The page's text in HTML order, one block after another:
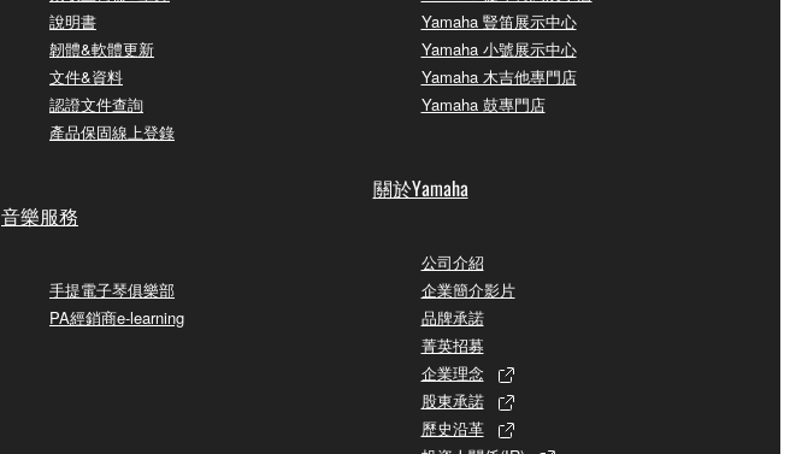
說明書
韌體&軟體更新
文件&資料
認證文件查詢
產品保固線上登錄
音樂服務
手提電子琴俱樂部
PA經銷商e-learning
Yamaha 豎笛展示中心
Yamaha 小號展示中心
Yamaha 木吉他專門店
Yamaha 鼓專門店
關於Yamaha
公司介紹
企業簡介影片
品牌承諾
菁英招募
企業理念
股東承諾
歷史沿革